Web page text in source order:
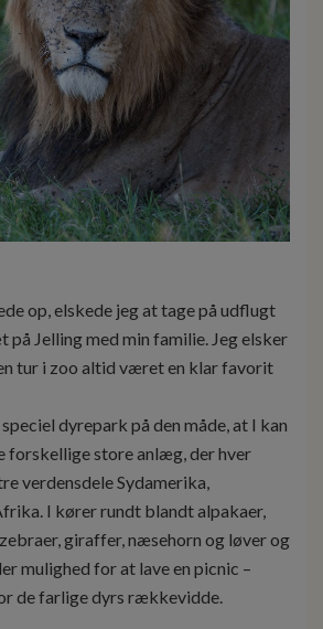
op, elskede jeg at tage på udflugt
Jelling med min familie. Jeg elsker
tur i zoo altid været en klar favorit
dyrepark på den måde, at I kan
forskellige store anlæg, der hver
verdensdele Sydamerika,
I kører rundt blandt alpakaer,
giraffer, næsehorn og løver og
mulighed for at lave en picnic –
de farlige dyrs rækkevidde.